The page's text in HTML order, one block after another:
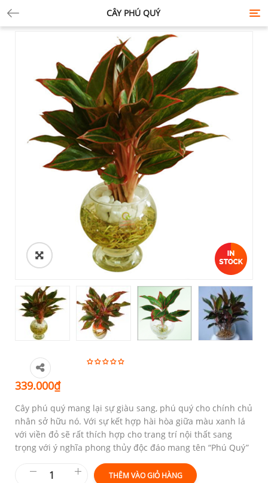
CÂY PHÚ QUÝ
339.000₫
Cây phú quý mang lại sự giàu sang, phú quý cho chính chủ
nhân sở hữu nó. Với sự kết hợp hài hòa giữa màu xanh lá
với viền đỏ sẽ rất thích hợp cho trang trí nội thất sang
trọng với ý nghĩa phong thủy độc đáo mang tên “Phú Quý”
THÊM VÀO GIỎ HÀNG